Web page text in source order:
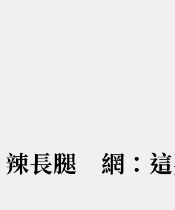
辣長腿 網：